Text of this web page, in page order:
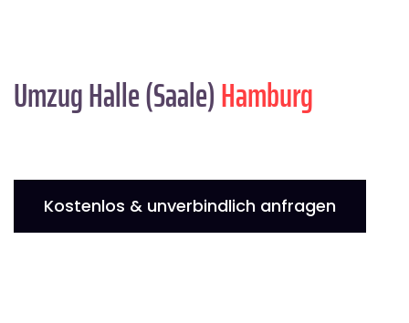
Umzug Halle (Saale)Hamburg
Kostenlos & unverbindlich anfragen